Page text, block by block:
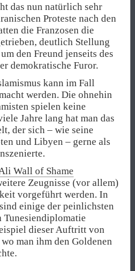
das nun natürlich sehr
Proteste nach den
die Franzosen die
deutlich Stellung
den Freund jenseits des
demokratische Furor.
kann im Fall
werden. Die ohnehin
spielen keine
Jahre lang hat man das
der sich – wie seine
und Libyen – gerne als
Wall of Shame
Zeugnisse (vor allem)
vorgeführt werden. In
einige der peinlichsten
Tunesiendiplomatie
dieser Auftritt von
man ihm den Goldenen